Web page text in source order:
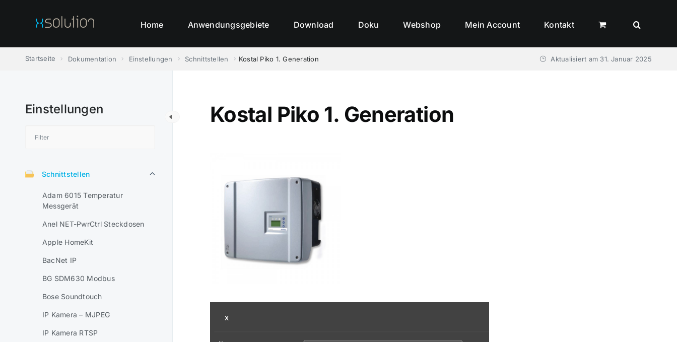
Home Anwendungsgebiete Download Doku Webshop Mein Account Kontakt
Startseite Dokumentation Einstellungen Schnittstellen Kostal Piko 1. Generation Aktualisiert am 31. Januar 2025
Einstellungen
Schnittstellen
Adam 6015 Temperatur
Messgerät
Anel NET-PwrCtrl Steckdosen
Apple HomeKit
BacNet IP
BG SDM630 Modbus
Bose Soundtouch
IP Kamera – MJPEG
IP Kamera RTSP
Kostal Piko 1. Generation